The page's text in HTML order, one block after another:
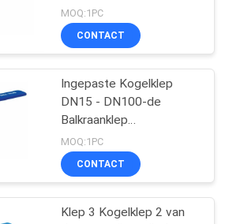
het MessingsKogelklep
goed 1/4 Duim
Mannelijke NPT
Klep
MOQ:1PC
CONTACT
Ingepaste Kogelklep
DN15 - DN100-de
Balkraanklep
617n/hpb59-3 van het
Drukpn25 Cw Messing
MOQ:1PC
CONTACT
Klep 3 Kogelklep 2 van